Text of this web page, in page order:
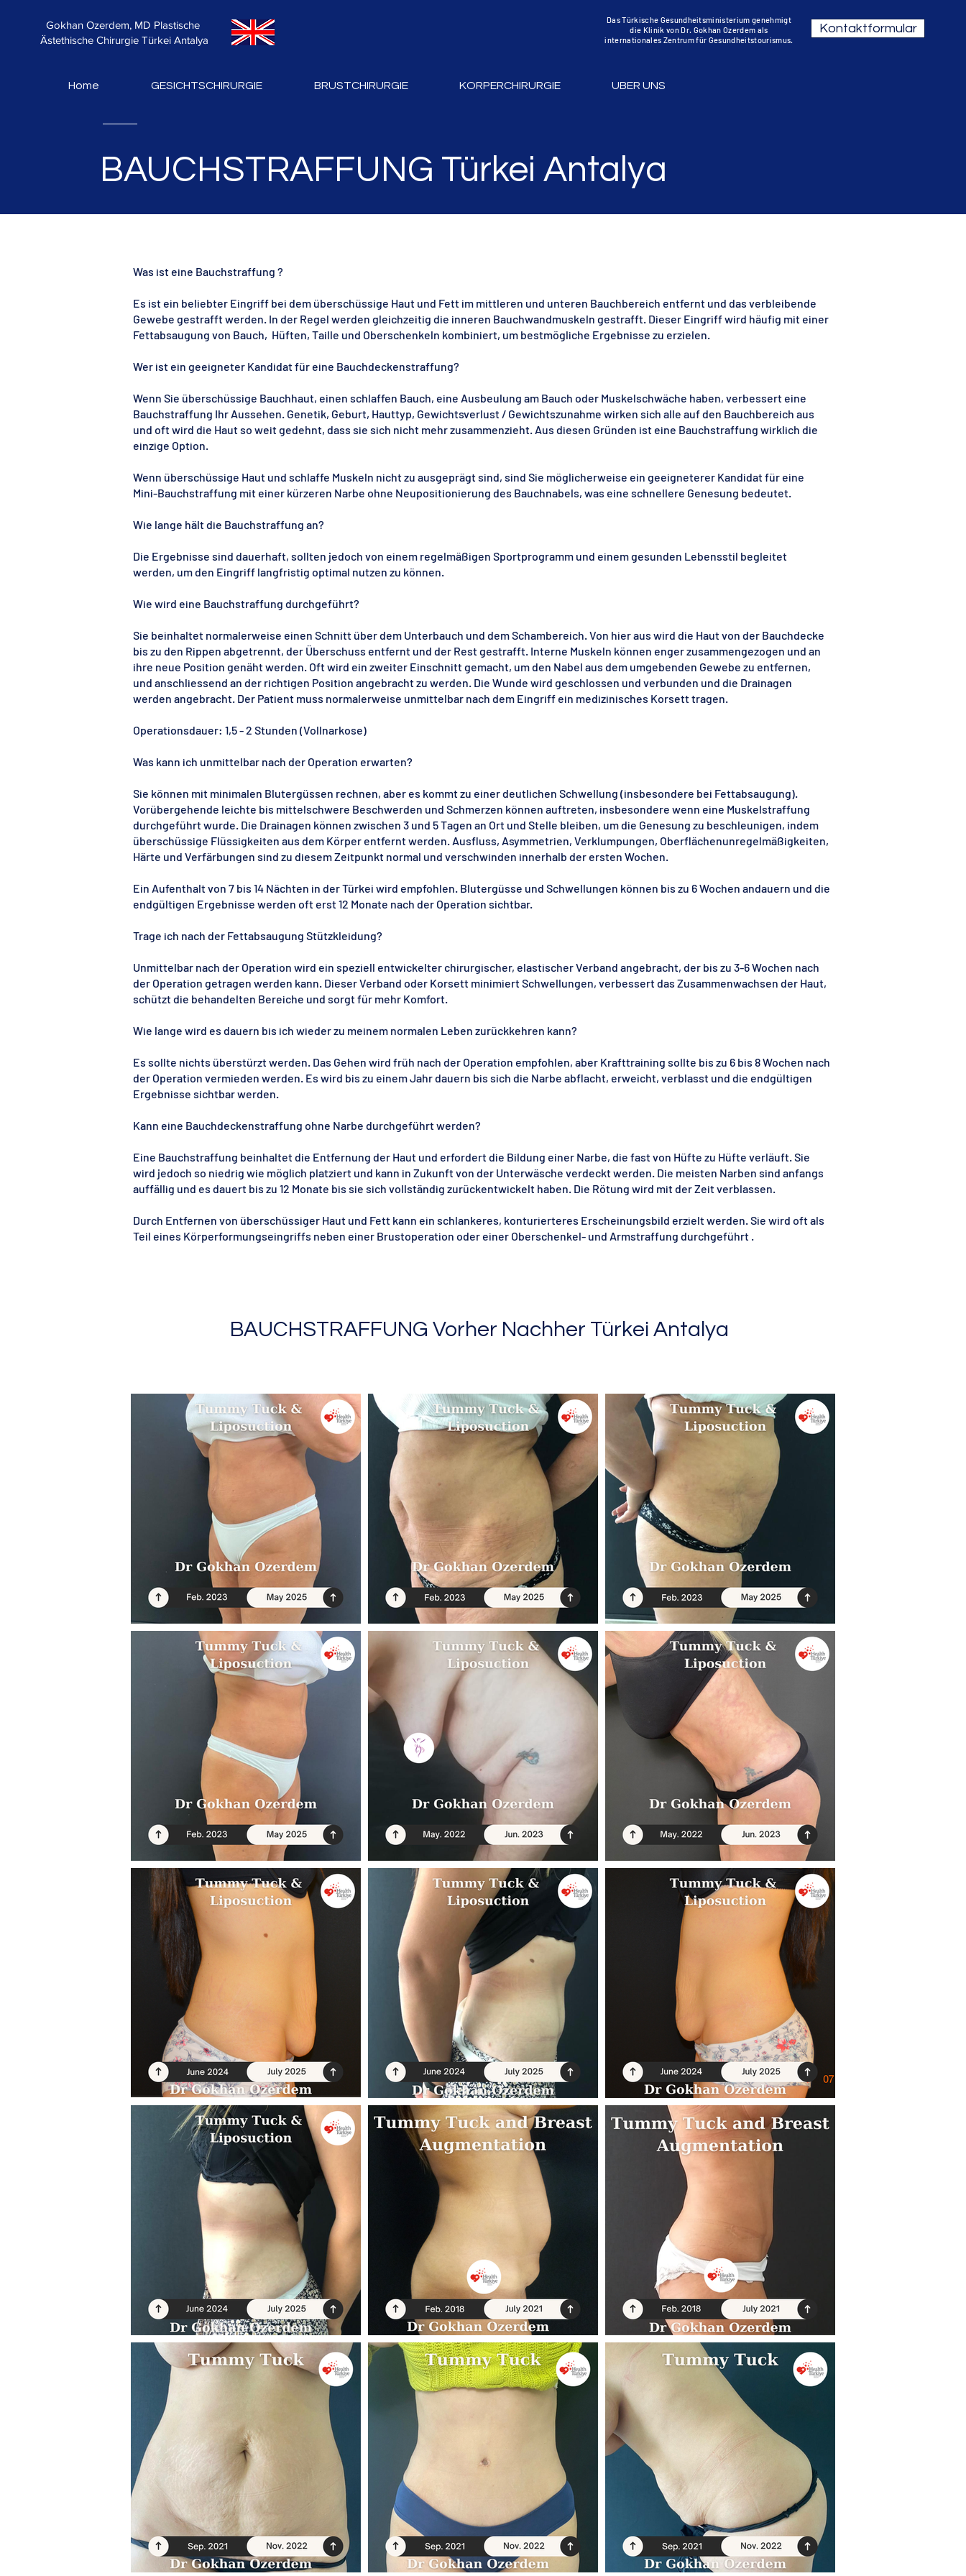
Gokhan Ozerdem, MD Plastische
Ästethische Chirurgie Türkei Antalya
Das Türkische Gesundheitsministerium genehmigt
die Klinik von Dr. Gokhan Ozerdem als
internationales Zentrum für Gesundheitstourismus.
Kontaktformular
Home GESICHTSCHIRURGIE BRUSTCHIRURGIE KORPERCHIRURGIE UBER UNS
BAUCHSTRAFFUNG Türkei Antalya
Was ist eine Bauchstraffung ?
Es ist ein beliebter Eingriff bei dem überschüssige Haut und Fett im mittleren und unteren Bauchbereich entfernt und das verbleibende
Gewebe gestrafft werden. In der Regel werden gleichzeitig die inneren Bauchwandmuskeln gestrafft. Dieser Eingriff wird häufig mit einer
Fettabsaugung von Bauch, Hüften, Taille und Oberschenkeln kombiniert, um bestmögliche Ergebnisse zu erzielen.
Wer ist ein geeigneter Kandidat für eine Bauchdeckenstraffung?
Wenn Sie überschüssige Bauchhaut, einen schlaffen Bauch, eine Ausbeulung am Bauch oder Muskelschwäche haben, verbessert eine
Bauchstraffung Ihr Aussehen. Genetik, Geburt, Hauttyp, Gewichtsverlust / Gewichtszunahme wirken sich alle auf den Bauchbereich aus
und oft wird die Haut so weit gedehnt, dass sie sich nicht mehr zusammenzieht. Aus diesen Gründen ist eine Bauchstraffung wirklich die
einzige Option.
Wenn überschüssige Haut und schlaffe Muskeln nicht zu ausgeprägt sind, sind Sie möglicherweise ein geeigneterer Kandidat für eine
Mini-Bauchstraffung mit einer kürzeren Narbe ohne Neupositionierung des Bauchnabels, was eine schnellere Genesung bedeutet.
Wie lange hält die Bauchstraffung an?
Die Ergebnisse sind dauerhaft, sollten jedoch von einem regelmäßigen Sportprogramm und einem gesunden Lebensstil begleitet
werden, um den Eingriff langfristig optimal nutzen zu können.
Wie wird eine Bauchstraffung durchgeführt?
Sie beinhaltet normalerweise einen Schnitt über dem Unterbauch und dem Schambereich. Von hier aus wird die Haut von der Bauchdecke
bis zu den Rippen abgetrennt, der Überschuss entfernt und der Rest gestrafft. Interne Muskeln können enger zusammengezogen und an
ihre neue Position genäht werden. Oft wird ein zweiter Einschnitt gemacht, um den Nabel aus dem umgebenden Gewebe zu entfernen,
und anschliessend an der richtigen Position angebracht zu werden. Die Wunde wird geschlossen und verbunden und die Drainagen
werden angebracht. Der Patient muss normalerweise unmittelbar nach dem Eingriff ein medizinisches Korsett tragen.
Operationsdauer: 1,5 - 2 Stunden (Vollnarkose)
Was kann ich unmittelbar nach der Operation erwarten?
Sie können mit minimalen Blutergüssen rechnen, aber es kommt zu einer deutlichen Schwellung (insbesondere bei Fettabsaugung).
Vorübergehende leichte bis mittelschwere Beschwerden und Schmerzen können auftreten, insbesondere wenn eine Muskelstraffung
durchgeführt wurde. Die Drainagen können zwischen 3 und 5 Tagen an Ort und Stelle bleiben, um die Genesung zu beschleunigen, indem
überschüssige Flüssigkeiten aus dem Körper entfernt werden. Ausfluss, Asymmetrien, Verklumpungen, Oberflächenunregelmäßigkeiten,
Härte und Verfärbungen sind zu diesem Zeitpunkt normal und verschwinden innerhalb der ersten Wochen.
Ein Aufenthalt von 7 bis 14 Nächten in der Türkei wird empfohlen. Blutergüsse und Schwellungen können bis zu 6 Wochen andauern und die
endgültigen Ergebnisse werden oft erst 12 Monate nach der Operation sichtbar.
Trage ich nach der Fettabsaugung Stützkleidung?
Unmittelbar nach der Operation wird ein speziell entwickelter chirurgischer, elastischer Verband angebracht, der bis zu 3-6 Wochen nach
der Operation getragen werden kann. Dieser Verband oder Korsett minimiert Schwellungen, verbessert das Zusammenwachsen der Haut,
schützt die behandelten Bereiche und sorgt für mehr Komfort.
Wie lange wird es dauern bis ich wieder zu meinem normalen Leben zurückkehren kann?
Es sollte nichts überstürzt werden. Das Gehen wird früh nach der Operation empfohlen, aber Krafttraining sollte bis zu 6 bis 8 Wochen nach
der Operation vermieden werden. Es wird bis zu einem Jahr dauern bis sich die Narbe abflacht, erweicht, verblasst und die endgültigen
Ergebnisse sichtbar werden.
Kann eine Bauchdeckenstraffung ohne Narbe durchgeführt werden?
Eine Bauchstraffung beinhaltet die Entfernung der Haut und erfordert die Bildung einer Narbe, die fast von Hüfte zu Hüfte verläuft. Sie
wird jedoch so niedrig wie möglich platziert und kann in Zukunft von der Unterwäsche verdeckt werden. Die meisten Narben sind anfangs
auffällig und es dauert bis zu 12 Monate bis sie sich vollständig zurückentwickelt haben. Die Rötung wird mit der Zeit verblassen.
Durch Entfernen von überschüssiger Haut und Fett kann ein schlankeres, konturierteres Erscheinungsbild erzielt werden. Sie wird oft als
Teil eines Körperformungseingriffs neben einer Brustoperation oder einer Oberschenkel- und Armstraffung durchgeführt .
BAUCHSTRAFFUNG Vorher Nachher Türkei Antalya